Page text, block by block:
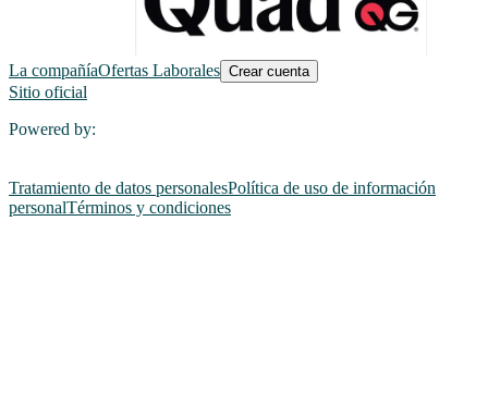
La compañíaOfertas Laborales Crear cuenta
Sitio oficial
Powered by:
Tratamiento de datos personalesPolítica de uso de información
personalTérminos y condiciones